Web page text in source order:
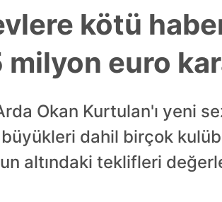
kötü
euro
Okan Kurtulan'ı yeni
dahil birçok
altındaki teklifleri